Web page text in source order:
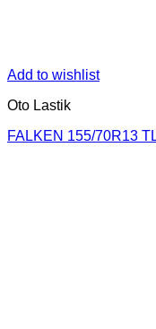
Add to wishlist
Oto Lastik
FALKEN 155/70R13